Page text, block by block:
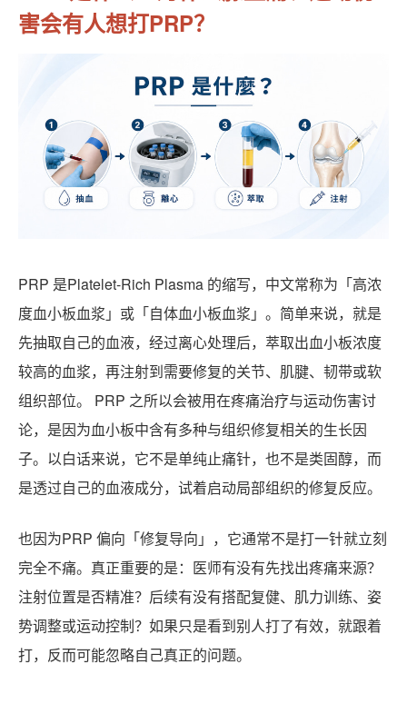
害会有人想打PRP？
PRP 是Platelet-Rich Plasma 的缩写，中文常称为「高浓
度血小板血浆」或「自体血小板血浆」。简单来说，就是
先抽取自己的血液，经过离心处理后，萃取出血小板浓度
较高的血浆，再注射到需要修复的关节、肌腱、韧带或软
组织部位。 PRP 之所以会被用在疼痛治疗与运动伤害讨
论，是因为血小板中含有多种与组织修复相关的生长因
子。以白话来说，它不是单纯止痛针，也不是类固醇，而
是透过自己的血液成分，试着启动局部组织的修复反应。
也因为PRP 偏向「修复导向」，它通常不是打一针就立刻
完全不痛。真正重要的是：医师有没有先找出疼痛来源？
注射位置是否精准？后续有没有搭配复健、肌力训练、姿
势调整或运动控制？如果只是看到别人打了有效，就跟着
打，反而可能忽略自己真正的问题。